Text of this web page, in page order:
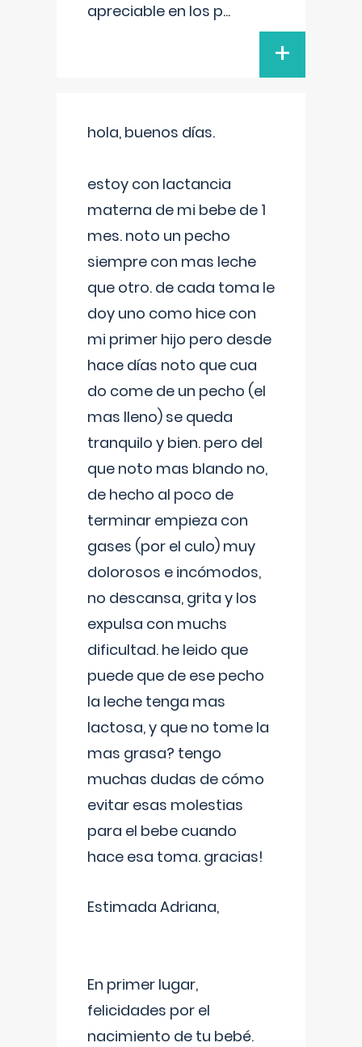
apreciable en los p...
+
hola, buenos días.
estoy con lactancia
materna de mi bebe de 1
mes. noto un pecho
siempre con mas leche
que otro. de cada toma le
doy uno como hice con
mi primer hijo pero desde
hace días noto que cua
do come de un pecho (el
mas lleno) se queda
tranquilo y bien. pero del
que noto mas blando no,
de hecho al poco de
terminar empieza con
gases (por el culo) muy
dolorosos e incómodos,
no descansa, grita y los
expulsa con muchs
dificultad. he leido que
puede que de ese pecho
la leche tenga mas
lactosa, y que no tome la
mas grasa? tengo
muchas dudas de cómo
evitar esas molestias
para el bebe cuando
hace esa toma. gracias!
Estimada Adriana,
En primer lugar,
felicidades por el
nacimiento de tu bebé.